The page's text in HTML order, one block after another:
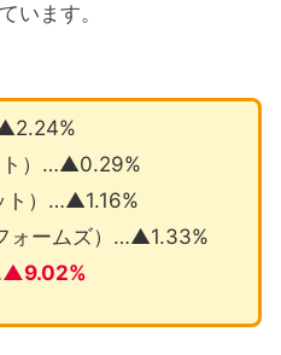
います。
ト）…▲0.29%
ト）…▲1.16%
ォームズ）…▲1.33%
▲9.02%